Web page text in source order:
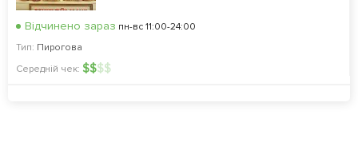
Відчинено зараз пн-вс 11:00-24:00
Тип: Пирогова
Середній чек: $$$$